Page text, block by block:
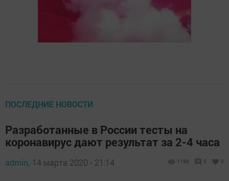
ПОСЛЕДНИЕ НОВОСТИ
Разработанные в России тесты на
коронавирус дают результат за 2-4 часа
admin, 14 марта 2020 - 21:14 1198 0 0